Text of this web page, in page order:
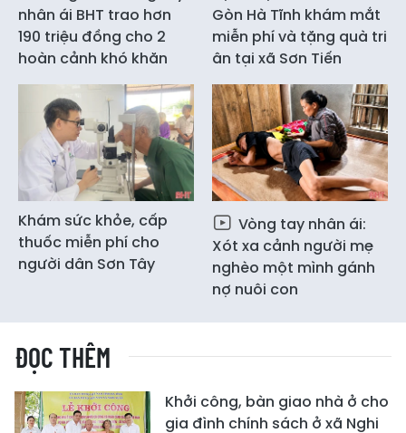
nhân ái BHT trao hơn
190 triệu đồng cho 2
hoàn cảnh khó khăn
Gòn Hà Tĩnh khám mắt
miễn phí và tặng quà tri
ân tại xã Sơn Tiến
Khám sức khỏe, cấp
thuốc miễn phí cho
người dân Sơn Tây
Vòng tay nhân ái:
Xót xa cảnh người mẹ
nghèo một mình gánh
nợ nuôi con
ĐỌC THÊM
Khởi công, bàn giao nhà ở cho
gia đình chính sách ở xã Nghi